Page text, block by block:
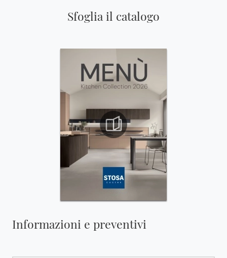
Sfoglia il catalogo
Informazioni e preventivi